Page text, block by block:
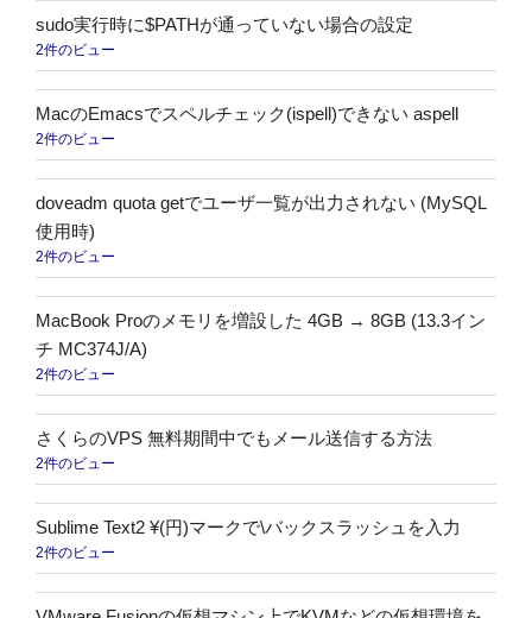
sudo実行時に$PATHが通っていない場合の設定
2件のビュー
MacのEmacsでスペルチェック(ispell)できない aspell
2件のビュー
doveadm quota getでユーザ一覧が出力されない (MySQL
使用時)
2件のビュー
MacBook Proのメモリを増設した 4GB → 8GB (13.3イン
チ MC374J/A)
2件のビュー
さくらのVPS 無料期間中でもメール送信する方法
2件のビュー
Sublime Text2 ¥(円)マークで\バックスラッシュを入力
2件のビュー